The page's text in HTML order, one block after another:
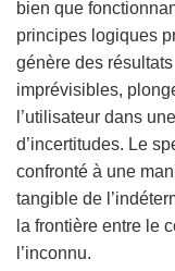
bien que
principes logiques
génère des résultats
imprévisibles,
l’utilisateur dans
d’incertitudes. Le
confronté à une
tangible de
la frontière entre le
l’inconnu.